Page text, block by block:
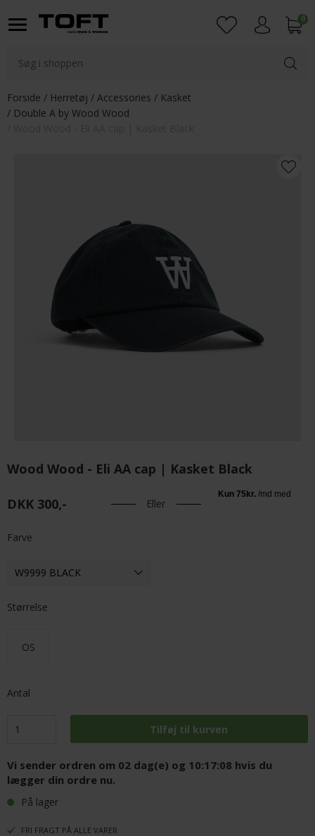
0
Forside Herretøj Accessories
Kasket
Double A by Wood Wood
Wood Wood - Eli AA cap | Kasket Black
DKK 300,- Eller
Farve
Størrelse
OS
Antal
Vi sender ordren om 02 dag(e) og 10:17:07 hvis du
lægger din ordre nu.
På lager
FRI FRAGT PÅ ALLE VARER